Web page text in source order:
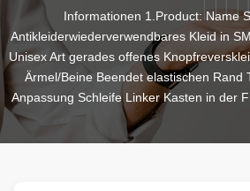
Informationen 1.Product: Name
Antikleiderwiederverwendbares Kleid in
Unisex Art gerades offenes
Ärmel/Beine Beendet elastischen Rand
Anpassung Schleife Linker Kasten in der